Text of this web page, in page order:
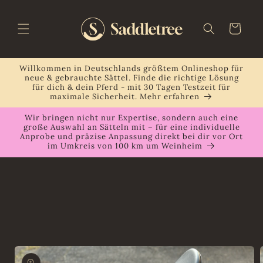
Inhalt
Warenkorb
Willkommen in Deutschlands größtem Onlineshop für
neue & gebrauchte Sättel. Finde die richtige Lösung
für dich & dein Pferd - mit 30 Tagen Testzeit für
maximale Sicherheit. Mehr erfahren
Wir bringen nicht nur Expertise, sondern auch eine
große Auswahl an Sätteln mit – für eine individuelle
Anprobe und präzise Anpassung direkt bei dir vor Ort
im Umkreis von 100 km um Weinheim